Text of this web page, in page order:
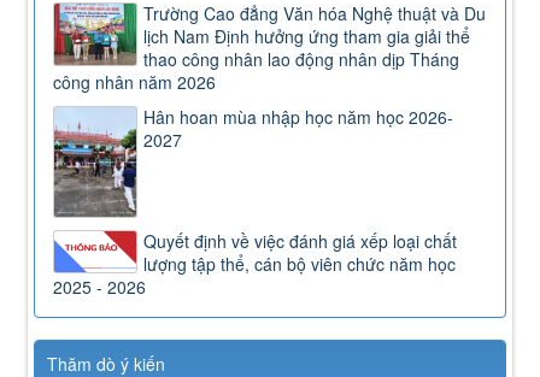
Trường Cao đẳng Văn hóa Nghệ thuật và Du
lịch Nam Định hưởng ứng tham gia giải thể
thao công nhân lao động nhân dịp Tháng
công nhân năm 2026
Hân hoan mùa nhập học năm học 2026-
2027
Quyết định về việc đánh giá xếp loại chất
lượng tập thể, cán bộ viên chức năm học
2025 - 2026
Thăm dò ý kiến